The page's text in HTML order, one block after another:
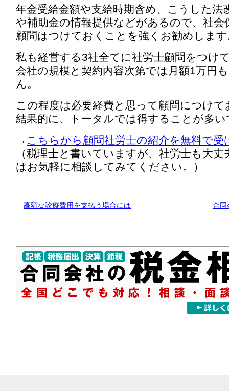
年金受給金額や支給時期含め、こうした法
や補助金の情報提供などがあるので、社会
顧問はつけておくことを強くお勧めしま
私も経営する3社全てに社労士顧問をつけ
会社の規模と契約内容次第では月額1万円
ん。
この程度は必要経費と思って顧問につけ
結果的に、トータルでは得することが多
→ こちらから顧問社労士の紹介を無料で受
（税理士と書いていますが、社労士も大
はお気軽に相談してみてください。）
高額な診療費用を支払う場合には 合同